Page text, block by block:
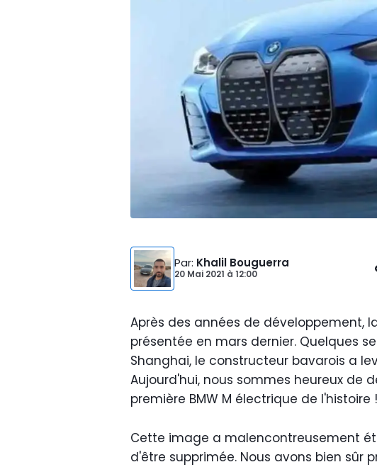
Par: Khalil Bouguerra
20 Mai 2021 à 12:00
Après des années de développement,
présentée en mars dernier. Quelques
Shanghai, le constructeur bavarois a
Aujourd'hui, nous sommes heureux de
première BMW M électrique de l'histoire !
Cette image a malencontreusement
d'être supprimée. Nous avons bien sûr